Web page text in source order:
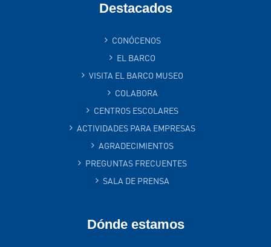
Destacados
CONÓCENOS
EL BARCO
VISITA EL BARCO MUSEO
COLABORA
CENTROS ESCOLARES
ACTIVIDADES PARA EMPRESAS
AGRADECIMIENTOS
PREGUNTAS FRECUENTES
SALA DE PRENSA
Dónde estamos